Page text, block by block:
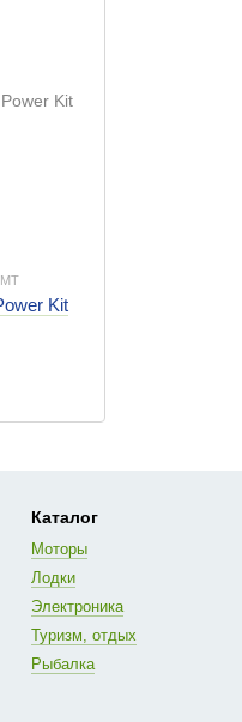
Kit
Каталог
Моторы
Лодки
Электроника
Туризм, отдых
Рыбалка